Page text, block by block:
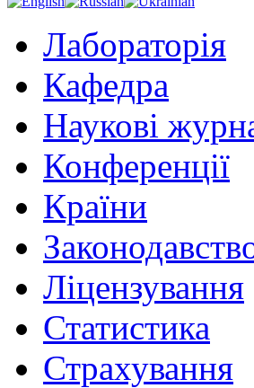
Лабораторія
Кафедра
Наукові
Конференції
Країни
Ліцензування
Статистика
Страхування